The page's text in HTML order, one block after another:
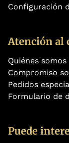
Configuración
Atención al
Quiénes somos
Compromiso
Pedidos
Formulario de
Puede